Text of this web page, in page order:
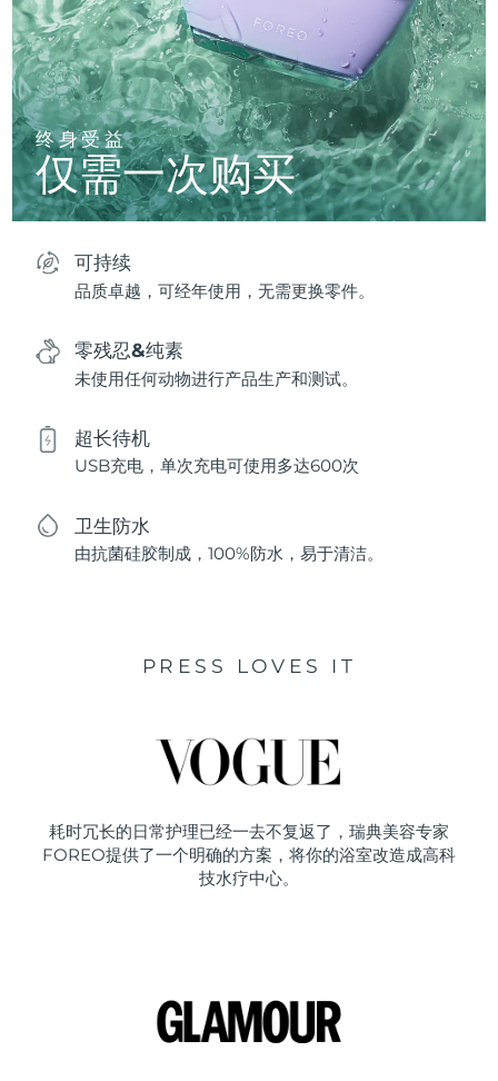
终身受益
仅需一次购买
可持续
品质卓越，可经年使用，无需更换零件。
零残忍&纯素
未使用任何动物进行产品生产和测试。
超长待机
USB充电，单次充电可使用多达600次
卫生防水
由抗菌硅胶制成，100%防水，易于清洁。
PRESS LOVES IT
耗时冗长的日常护理已经一去不复返了，瑞典美容专家
FOREO提供了一个明确的方案，将你的浴室改造成高科
技水疗中心。